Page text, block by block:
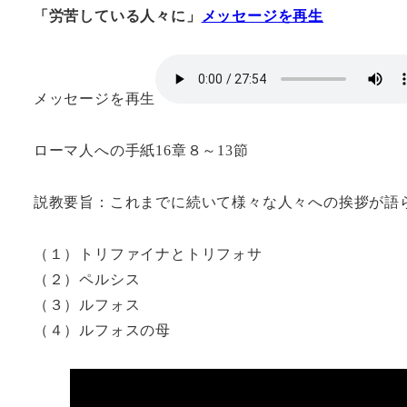
「労苦している人々に」 メッセージを再生
メッセージを再生
ローマ人への手紙16章８～13節
説教要旨：これまでに続いて様々な人々への挨拶が語
（１）トリファイナとトリフォサ
（２）ペルシス
（３）ルフォス
（４）ルフォスの母